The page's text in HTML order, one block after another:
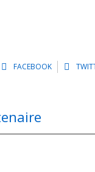
FACEBOOK